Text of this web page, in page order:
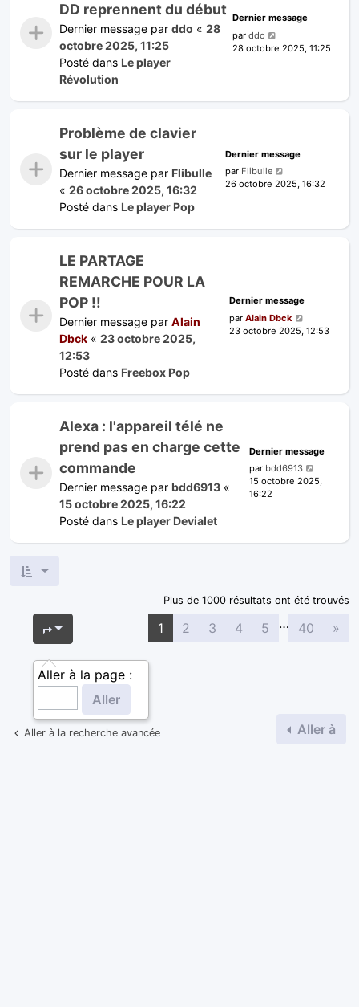
DD reprennent du début
Dernier message par ddo « 28
octobre 2025, 11:25
Posté dans Le player
Révolution
Dernier message
par ddo
28 octobre 2025, 11:25
Problème de clavier
sur le player
Dernier message par Flibulle
« 26 octobre 2025, 16:32
Posté dans Le player Pop
Dernier message
par Flibulle
26 octobre 2025, 16:32
LE PARTAGE
REMARCHE POUR LA
POP !!
Dernier message par Alain
Dbck « 23 octobre 2025,
12:53
Posté dans Freebox Pop
Dernier message
par Alain Dbck
23 octobre 2025, 12:53
Alexa : l'appareil télé ne
prend pas en charge cette
commande
Dernier message par bdd6913 «
15 octobre 2025, 16:22
Posté dans Le player Devialet
Dernier message
par bdd6913
15 octobre 2025,
16:22
Plus de 1000 résultats ont été trouvés
Page
Aller à la page :
1 2 3 4 5 … 40 »
Aller à la recherche avancée Aller à